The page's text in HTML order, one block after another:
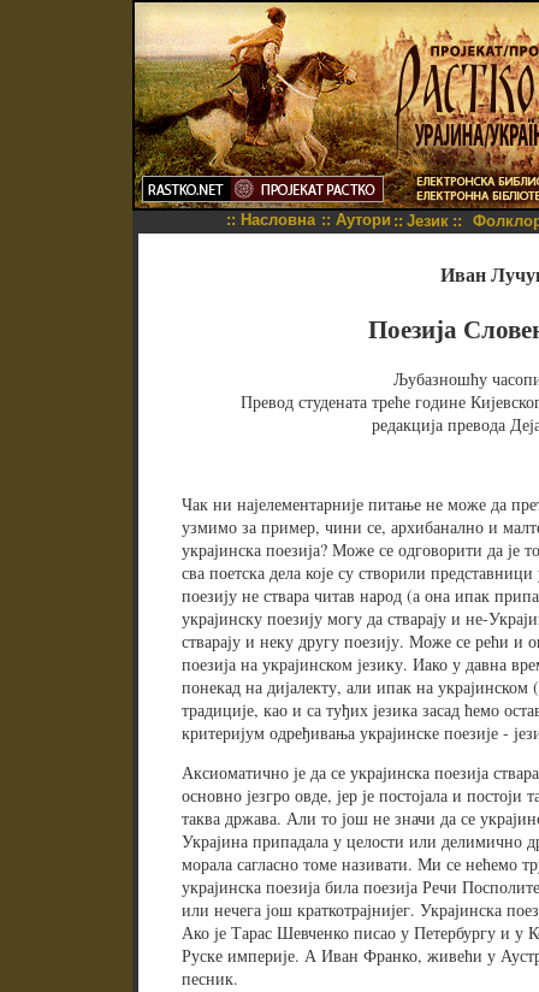
:: Насловна :: Аутори :: Језик ::
Иван
Поезија
Љубазношћу
Превод студената треће године
редакција превода
Чак ни најелементарније питање не може да
узмимо за пример, чини се, архибанално и
украјинска поезија? Може се одговорити да је
сва поетска дела које су створили
поезију не ствара читав народ (а она ипак
украјинску поезију могу да стварају и не-
стварају и неку другу поезију. Може се рећи и
поезија на украјинском језику. Иако у давна
понекад на дијалекту, али ипак на украјинском
традиције, као и са туђих језика засад ћемо
критеријум одређивања украјинске поезије -
Аксиоматично је да се украјинска поезија
основно језгро овде, јер је постојала и
таква држава. Али то још не значи да се
Украјина припадала у целости или делимично
морала сагласно томе називати. Ми се нећемо
украјинска поезија била поезија Речи
или нечега још краткотрајнијег. Украјинска
Ако је Тарас Шевченко писао у Петербургу и у
Руске империје. А Иван Франко, живећи у
песник.